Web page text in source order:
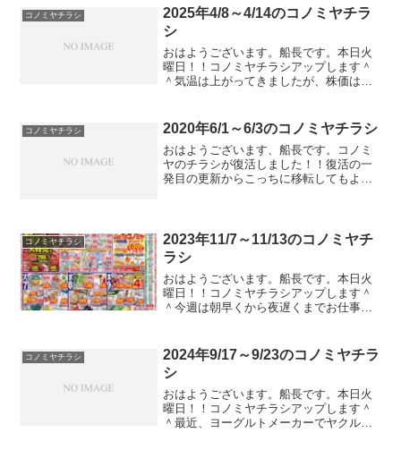
跡的に数時間晴れていたんで、そのタイ
ミングでがっつりつってきまし...
コノミヤチラシ
2025年4/8～4/14のコノミヤチラ
シ
おはようございます。船長です。本日火
曜日！！コノミヤチラシアップします＾
＾気温は上がってきましたが、株価は大
た。まぁ、次は上がる番なのでいいとこ
ろで仕込みたいですね。...
コノミヤチラシ 2020年6/1～6/3のコノミヤチラシ
おはようございます、船長です。コノミ
ヤのチラシが復活しました！！復活の一
発目の更新からこっちに移転してもよか
や、同じ記事を掲載するとパ...
コノミヤチラシ
2023年11/7～11/13のコノミヤチ
ラシ
おはようございます。船長です。本日火
曜日！！コノミヤチラシアップします＾
＾今週は朝早くから夜遅くまでお仕事な
で偉いんだろうか？などと考えてしま
う。。。ガストやバーミヤン...
コノミヤチラシ
2024年9/17～9/23のコノミヤチラ
シ
おはようございます。船長です。本日火
曜日！！コノミヤチラシアップします＾
＾最近、ヨーグルトメーカーでヤクルト